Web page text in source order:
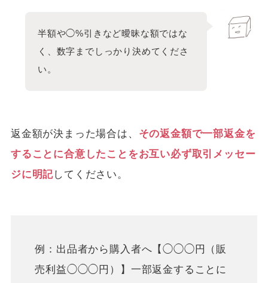
半額や◯%引きなど曖昧な額ではな
く、数字までしっかり決めてくださ
い。
返金額が決まった場合は、 その返金額で一部返金を
することに合意したことをお互い必ず取引メッセー
ジに明記してください。
例：出品者から購入者へ【◯◯◯円（販
売利益◯◯◯円）】一部返金することに